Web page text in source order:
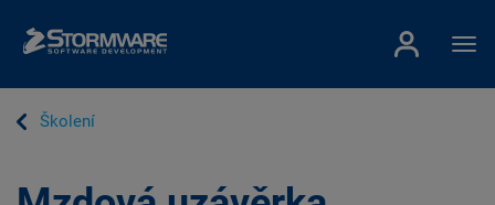
Školení